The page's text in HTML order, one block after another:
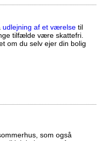
udlejning af et værelsetil
tilfælde være skattefri.
om du selv ejer din bolig
som også